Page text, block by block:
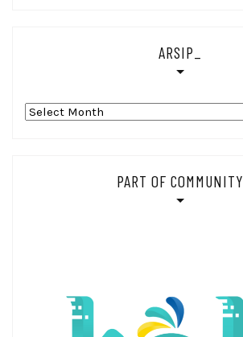
ARSIP_
Arsip_
PART OF COMMUNITY